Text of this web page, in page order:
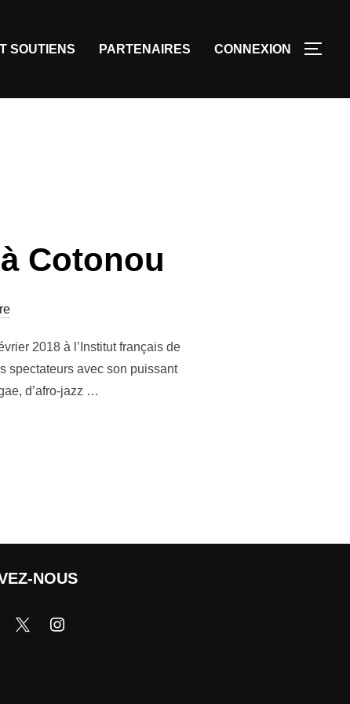
SOUTIENS PARTENAIRES CONNEXION
Cotonou
2018 à l’Institut français de
spectateurs avec son puissant
d’afro-jazz …
NOUS